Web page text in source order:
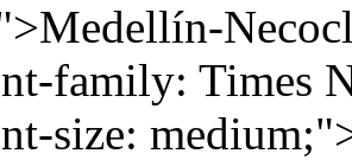
family: Times
size: